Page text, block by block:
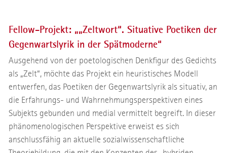
Fellow-Projekt: „„Zeltwort“. Situative Poetiken der
Gegenwartslyrik in der Spätmoderne“
Ausgehend von der poetologischen Denkfigur des Gedichts
als „Zelt“, möchte das Projekt ein heuristisches Modell
entwerfen, das Poetiken der Gegenwartslyrik als situativ, an
die Erfahrungs- und Wahrnehmungsperspektiven eines
Subjekts gebunden und medial vermittelt begreift. In dieser
phänomenologischen Perspektive erweist es sich
anschlussfähig an aktuelle sozialwissenschaftliche